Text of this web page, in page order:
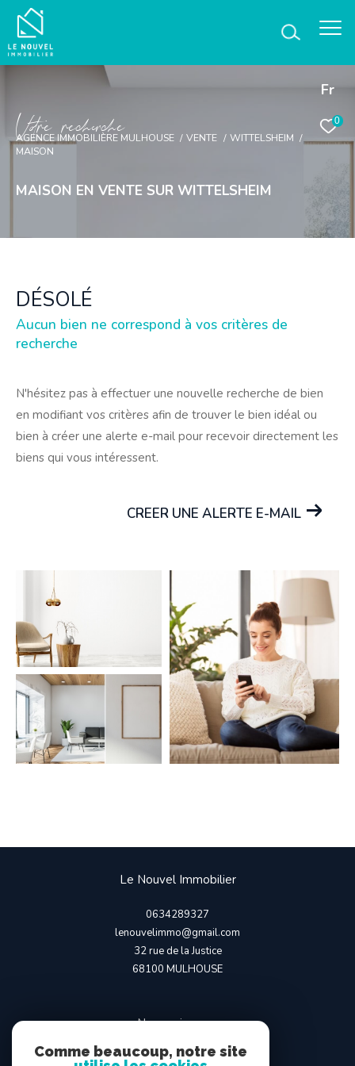
Fr
0
Vore recece
AGENCE IMMOBILIÈRE MULHOUSE VENTE
WITTELSHEIM
MAISON
MAISON EN VENTE SUR WITTELSHEIM
DÉSOLÉ
Aucun bien ne correspond à vos critères de
recherche
N'hésitez pas à effectuer une nouvelle recherche de bien
en modifiant vos critères afin de trouver le bien idéal ou
bien à créer une alerte e-mail pour recevoir directement les
biens qui vous intéressent.
CREER UNE ALERTE E-MAIL
Le Nouvel Immobilier
0634289327
lenouvelimmo@gmail.com
32 rue de la Justice
68100
MULHOUSE
Nous suivre sur
Comme beaucoup, notre site